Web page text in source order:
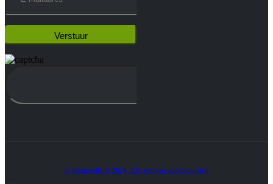
© Heatmedia.nl 2024. Alle rechten voorbehouden